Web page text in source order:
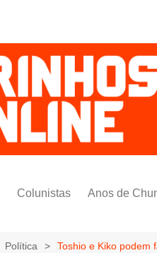
Colunistas
Pedro Saldida
Anos de
Política Toshio e Kiko podem